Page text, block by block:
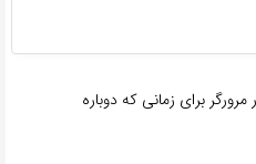
برای زمانی که دوباره